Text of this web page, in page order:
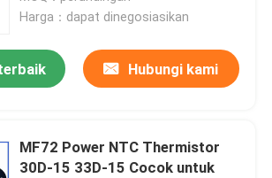
Harga：dapat dinegosiasikan
Hubungi kami
MF72 Power NTC Thermistor
30D-15 33D-15 Cocok untuk